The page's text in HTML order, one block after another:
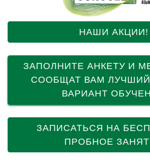
НАШИ АКЦИИ!
ЗАПОЛНИТЕ АНКЕТУ И
СООБЩАТ ВАМ
ВАРИАНТ
ЗАПИСАТЬСЯ НА
ПРОБНОЕ